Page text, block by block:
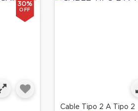
30%
OFF
Cable Tipo 2 A Tipo 2